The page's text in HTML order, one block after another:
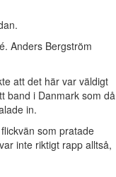
Anders Bergström
att det här var väldigt
band i Danmark som då
in.
som pratade
inte riktigt rapp alltså,